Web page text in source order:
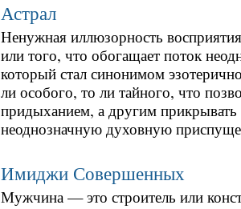
Астрал
Ненужная иллюзорность
или того, что обогащает поток
который стал синонимом
ли особого, то ли тайного, что
придыханием, а другим прикрывать
неоднозначную духовную
Имиджи Совершенных
Мужчина — это строитель или